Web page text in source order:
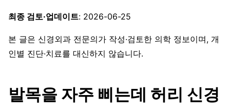
최종 검토·업데이트: 2026-06-25
본 글은 신경외과 전문의가 작성·검토한 의학 정보이며, 개
인별 진단·치료를 대신하지 않습니다.
발목을 자주 삐는데 허리 신경